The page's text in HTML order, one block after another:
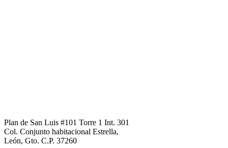
Plan de San Luis #101 Torre 1 Int. 301
Col. Conjunto habitacional Estrella,
León, Gto. C.P. 37260